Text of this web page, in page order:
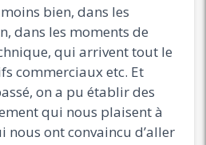
bien, dans les
dans les moments de
qui arrivent tout le
commerciaux etc. Et
on a pu établir des
qui nous plaisent à
nous ont convaincu d’aller